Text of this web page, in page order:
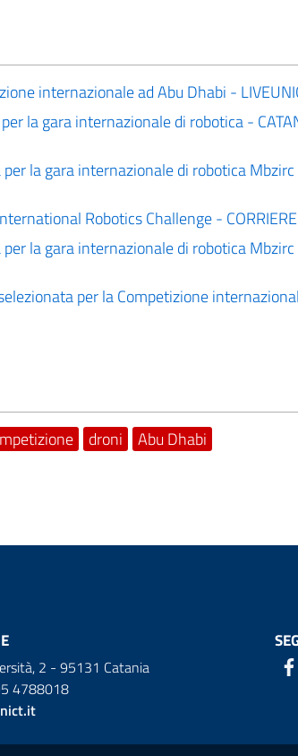
internazionale ad Abu Dhabi -
la gara internazionale di robotica -
la gara internazionale di robotica
Robotics Challenge -
la gara internazionale di robotica
per la Competizione
droni Abu Dhabi
2 - 95131 Catania
4788018